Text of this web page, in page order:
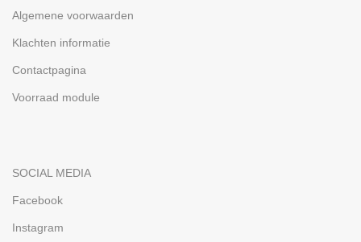
Algemene voorwaarden
Klachten informatie
Contactpagina
Voorraad module
SOCIAL MEDIA
Facebook
Instagram